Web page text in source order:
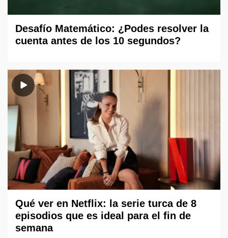
Desafío Matemático: ¿Podes resolver la
cuenta antes de los 10 segundos?
Qué ver en Netflix: la serie turca de 8
episodios que es ideal para el fin de
semana